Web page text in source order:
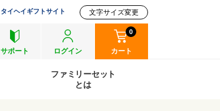
サポート
ログイン カート
0
タイヘイギフトサイト 文字サイズ変更
ファミリーセット
とは